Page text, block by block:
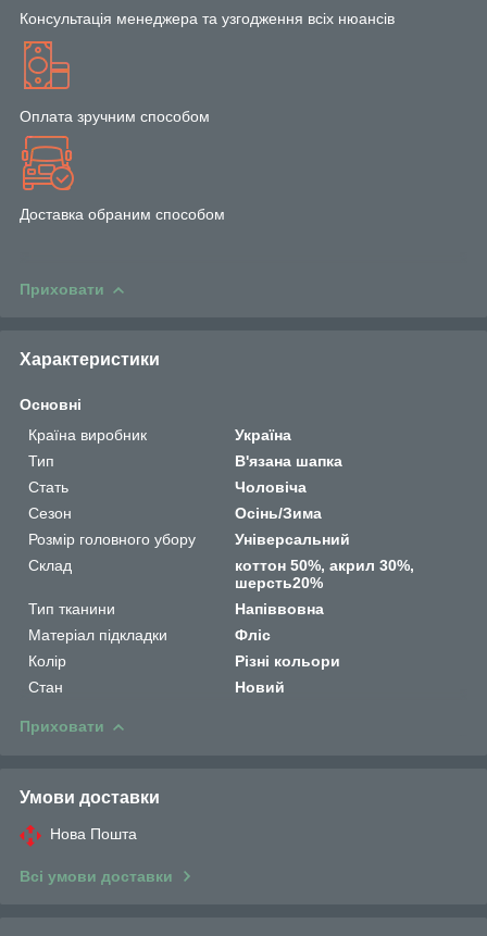
Консультація менеджера та узгодження всіх нюансів
Оплата зручним способом
Доставка обраним способом
Приховати
Характеристики
Основні
Країна виробник
Україна
Тип
В'язана шапка
Стать
Чоловіча
Сезон
Осінь/Зима
Розмір головного убору
Універсальний
Склад
коттон 50%, акрил 30%,
шерсть20%
Тип тканини
Напіввовна
Матеріал підкладки
Фліс
Колір
Різні кольори
Стан
Новий
Приховати
Умови доставки
Нова Пошта
Всі умови доставки